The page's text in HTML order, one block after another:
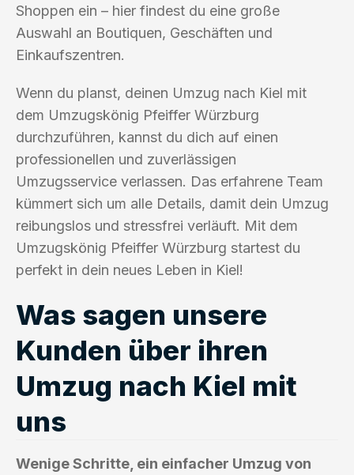
Shoppen ein – hier findest du eine große
Auswahl an Boutiquen, Geschäften und
Einkaufszentren.
Wenn du planst, deinen Umzug nach Kiel mit
dem Umzugskönig Pfeiffer Würzburg
durchzuführen, kannst du dich auf einen
professionellen und zuverlässigen
Umzugsservice verlassen. Das erfahrene Team
kümmert sich um alle Details, damit dein Umzug
reibungslos und stressfrei verläuft. Mit dem
Umzugskönig Pfeiffer Würzburg startest du
perfekt in dein neues Leben in Kiel!
Was sagen unsere
Kunden über ihren
Umzug nach Kiel mit
uns
Wenige Schritte, ein einfacher Umzug von